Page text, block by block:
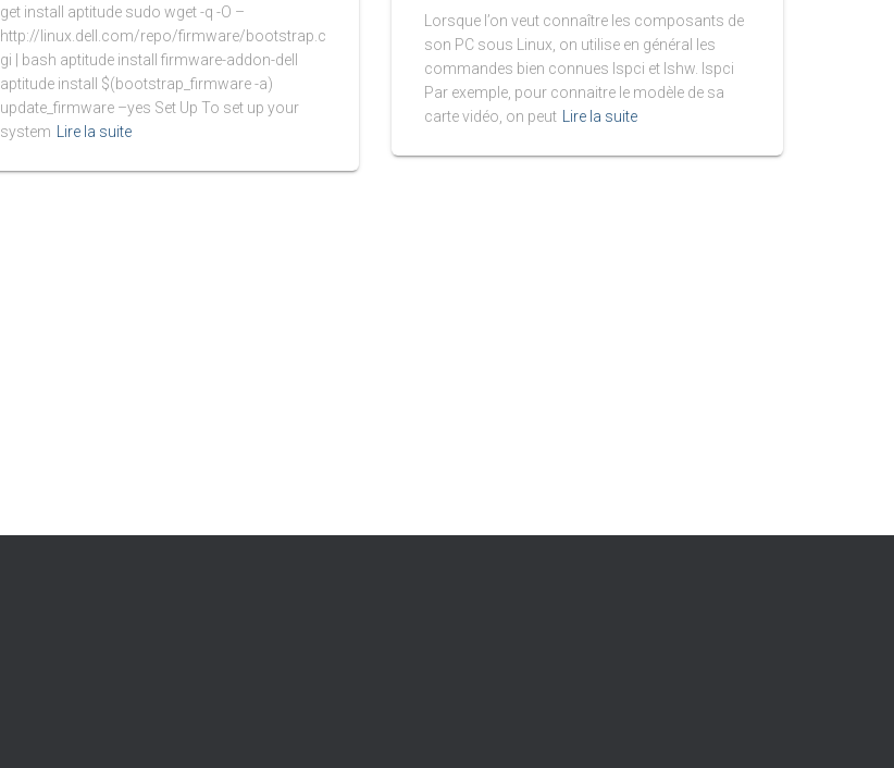
get install aptitude sudo wget -q -O –
http://linux.dell.com/repo/firmware/bootstrap.c
gi | bash aptitude install firmware-addon-dell
aptitude install $(bootstrap_firmware -a)
update_firmware –yes Set Up To set up your
system
Lire la suite
Lorsque l’on veut connaître les composants de
son PC sous Linux, on utilise en général les
commandes bien connues lspci et lshw. lspci
Par exemple, pour connaitre le modèle de sa
carte vidéo, on peut
Lire la suite